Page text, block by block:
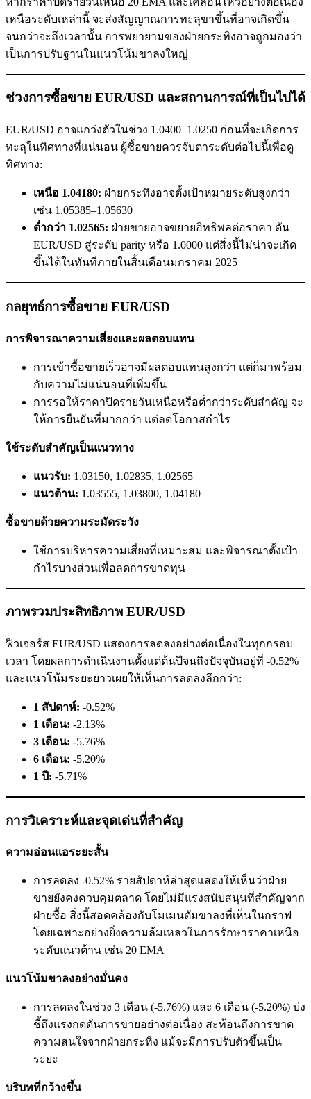
เหนือระดับเหล่านี้ จะส่งสัญญาณการทะลุขาขึ้นที่อาจเกิดขึ้น
จนกว่าจะถึงเวลานั้น การพยายามของฝ่ายกระทิงอาจถูกมองว่า
เป็นการปรับฐานในแนวโน้มขาลงใหญ่
ช่วงการซื้อขาย EUR/USD และสถานการณ์ที่เป็นไปได้
EUR/USD อาจแกว่งตัวในช่วง 1.0400–1.0250 ก่อนที่จะเกิดการ
ทะลุในทิศทางที่แน่นอน ผู้ซื้อขายควรจับตาระดับต่อไปนี้เพื่อดู
ทิศทาง:
เหนือ 1.04180: ฝ่ายกระทิงอาจตั้งเป้าหมายระดับสูงกว่า
เช่น 1.05385–1.05630
ต่ำกว่า 1.02565: ฝ่ายขายอาจขยายอิทธิพลต่อราคา ดัน
EUR/USD สู่ระดับ parity หรือ 1.0000 แต่สิ่งนี้ไม่น่าจะเกิด
ขึ้นได้ในทันทีภายในสิ้นเดือนมกราคม 2025
กลยุทธ์การซื้อขาย EUR/USD
การพิจารณาความเสี่ยงและผลตอบแทน
การเข้าซื้อขายเร็วอาจมีผลตอบแทนสูงกว่า แต่ก็มาพร้อม
กับความไม่แน่นอนที่เพิ่มขึ้น
การรอให้ราคาปิดรายวันเหนือหรือต่ำกว่าระดับสำคัญ จะ
ให้การยืนยันที่มากกว่า แต่ลดโอกาสกำไร
ใช้ระดับสำคัญเป็นแนวทาง
แนวรับ: 1.03150, 1.02835, 1.02565
แนวต้าน: 1.03555, 1.03800, 1.04180
ซื้อขายด้วยความระมัดระวัง
ใช้การบริหารความเสี่ยงที่เหมาะสม และพิจารณาตั้งเป้า
กำไรบางส่วนเพื่อลดการขาดทุน
ภาพรวมประสิทธิภาพ EUR/USD
ฟิวเจอร์ส EUR/USD แสดงการลดลงอย่างต่อเนื่องในทุกกรอบ
เวลา โดยผลการดำเนินงานตั้งแต่ต้นปีจนถึงปัจจุบันอยู่ที่ -0.52%
และแนวโน้มระยะยาวเผยให้เห็นการลดลงลึกกว่า:
1 สัปดาห์: -0.52%
1 เดือน: -2.13%
3 เดือน: -5.76%
6 เดือน: -5.20%
1 ปี: -5.71%
การวิเคราะห์และจุดเด่นที่สำคัญ
ความอ่อนแอระยะสั้น
การลดลง -0.52% รายสัปดาห์ล่าสุดแสดงให้เห็นว่าฝ่าย
ขายยังคงควบคุมตลาด โดยไม่มีแรงสนับสนุนที่สำคัญจาก
ฝ่ายซื้อ สิ่งนี้สอดคล้องกับโมเมนตัมขาลงที่เห็นในกราฟ
โดยเฉพาะอย่างยิ่งความล้มเหลวในการรักษาราคาเหนือ
ระดับแนวต้าน เช่น 20 EMA
แนวโน้มขาลงอย่างมั่นคง
การลดลงในช่วง 3 เดือน (-5.76%) และ 6 เดือน (-5.20%) บ่ง
ชี้ถึงแรงกดดันการขายอย่างต่อเนื่อง สะท้อนถึงการขาด
ความสนใจจากฝ่ายกระทิง แม้จะมีการปรับตัวขึ้นเป็น
ระยะ
บริบทที่กว้างขึ้น